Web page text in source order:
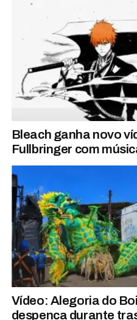
Bleach ganha novo
Fullbringer com
Vídeo: Alegoria do
despenca durante